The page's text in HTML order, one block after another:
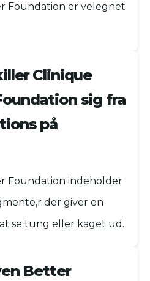
Foundation er velegnet
Clinique
sig fra
på
Foundation indeholder
der giver en
se tung eller kaget ud.
Better